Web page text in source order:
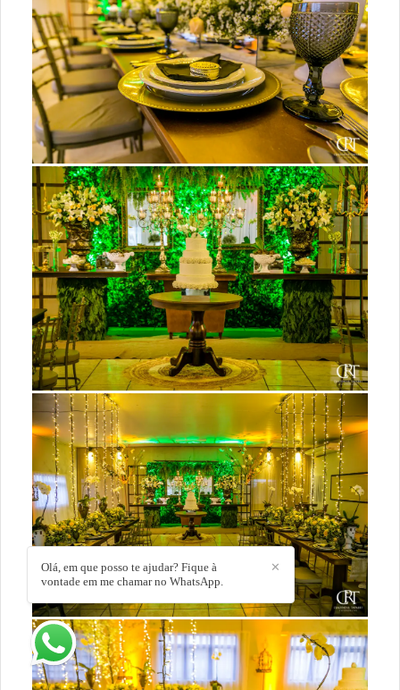
✕
Olá, em que posso te ajudar? Fique à
vontade em me chamar no WhatsApp.